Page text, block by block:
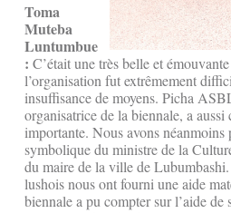
Toma
Muteba
Luntumbue
: C’était une très belle et
l’organisation fut extrêmement
insuffisance de moyens. Picha
organisatrice de la biennale, a
importante. Nous avons
symbolique du ministre de la
du maire de la ville de
lushois nous ont fourni une aide
biennale a pu compter sur l’aide de